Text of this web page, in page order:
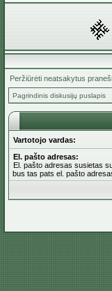
Peržiūrėti neatsakytus
Pagrindinis diskusijų puslapis
Vartotojo vardas:
El. pašto adresas:
El. pašto adresas susietas
bus tas pats el. pašto